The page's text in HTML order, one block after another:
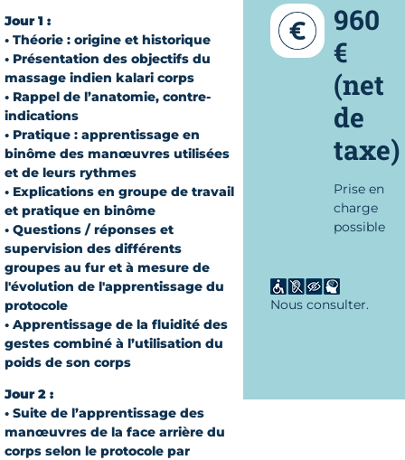
Jour 1 :
• Théorie : origine et historique
• Présentation des objectifs du
massage indien kalari corps
• Rappel de l’anatomie, contre-
indications
• Pratique : apprentissage en
binôme des manœuvres utilisées
et de leurs rythmes
• Explications en groupe de travail
et pratique en binôme
• Questions / réponses et
supervision des différents
groupes au fur et à mesure de
l'évolution de l'apprentissage du
protocole
• Apprentissage de la fluidité des
gestes combiné à l’utilisation du
poids de son corps
Jour 2 :
• Suite de l’apprentissage des
manœuvres de la face arrière du
corps selon le protocole par
960
€
(net
de
taxe)
Prise en
charge
possible
Nous consulter.